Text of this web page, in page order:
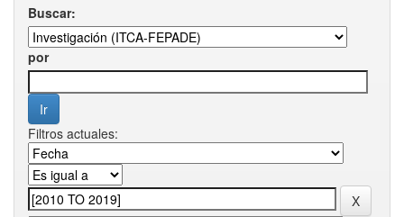
Buscar:
por
Filtros actuales: